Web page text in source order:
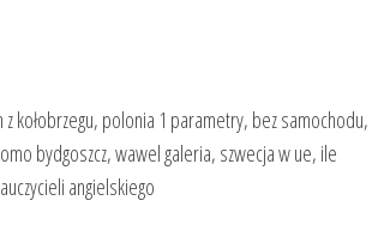
kołobrzegu, polonia 1 parametry, bez samochodu,
bydgoszcz, wawel galeria, szwecja w ue, ile
angielskiego